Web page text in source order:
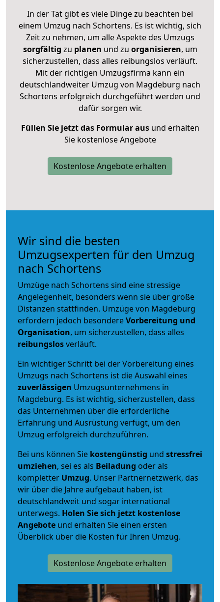
In der Tat gibt es viele Dinge zu beachten bei
einem Umzug nach Schortens. Es ist wichtig, sich
Zeit zu nehmen, um alle Aspekte des Umzugs
sorgfältig zu planen und zu organisieren, um
sicherzustellen, dass alles reibungslos verläuft.
Mit der richtigen Umzugsfirma kann ein
deutschlandweiter Umzug von Magdeburg nach
Schortens erfolgreich durchgeführt werden und
dafür sorgen wir.
Füllen Sie jetzt das Formular ausund erhalten
Sie kostenlose Angebote
Kostenlose Angebote erhalten
Wir sind die besten
Umzugsexperten für den Umzug
nach Schortens
Umzüge nach Schortens sind eine stressige
Angelegenheit, besonders wenn sie über große
Distanzen stattfinden. Umzüge von Magdeburg
erfordern jedoch besondereVorbereitung und
Organisation, um sicherzustellen, dass alles
reibungslosverläuft.
Ein wichtiger Schritt bei der Vorbereitung eines
Umzugs nach Schortens ist die Auswahl eines
zuverlässigen Umzugsunternehmens in
Magdeburg. Es ist wichtig, sicherzustellen, dass
das Unternehmen über die erforderliche
Erfahrung und Ausrüstung verfügt, um den
Umzug erfolgreich durchzuführen.
Bei uns können Sie kostengünstig und stressfrei
umziehen, sei es als Beiladung oder als
kompletter Umzug. Unser Partnernetzwerk, das
wir über die Jahre aufgebaut haben, ist
deutschlandweit und sogar international
unterwegs. Holen Sie sich jetzt kostenlose
Angebote und erhalten Sie einen ersten
Überblick über die Kosten für Ihren Umzug.
Kostenlose Angebote erhalten